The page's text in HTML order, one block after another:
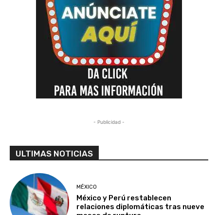
- Publicidad -
ULTIMAS NOTICIAS
MÉXICO
México y Perú restablecen
relaciones diplomáticas tras nueve